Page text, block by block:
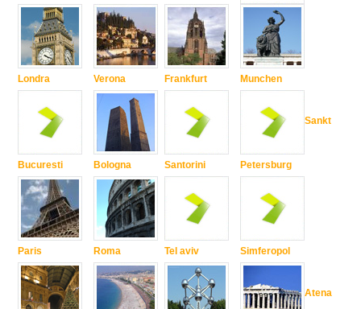
Londra
Bucuresti
Paris
Verona
Bologna
Roma
Frankfurt
Santorini
Tel aviv
Munchen
Sankt
Petersburg
Simferopol
Atena